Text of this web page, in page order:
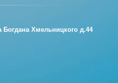
Богдана Хмельницкого д.44